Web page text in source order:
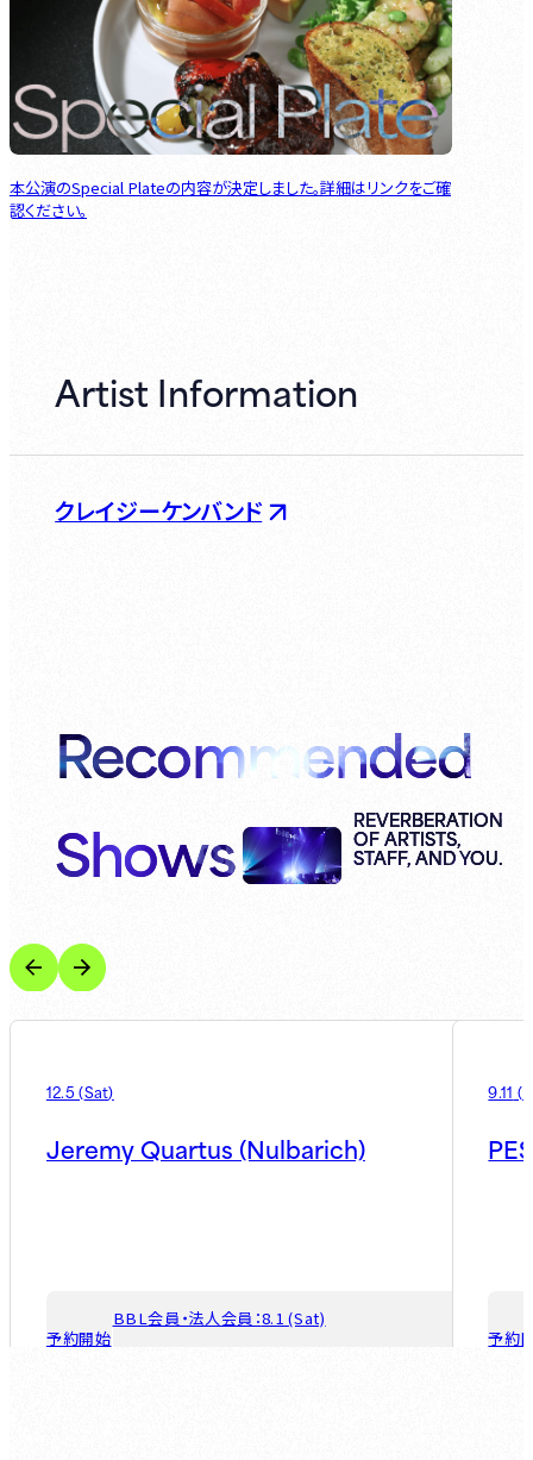
本公演のSpecial Plateの内容が決定しました。詳細はリンクをご確
認ください。
Artist Information
クレイジーケンバンド
Recommended
Shows
REVERBERATION
OF ARTISTS,
STAFF, AND YOU.
12.5 (Sat)
Jeremy Quartus (Nulbarich)
予約開始
BBL会員・法人会員：8.1 (Sat)
9.11 (
予約